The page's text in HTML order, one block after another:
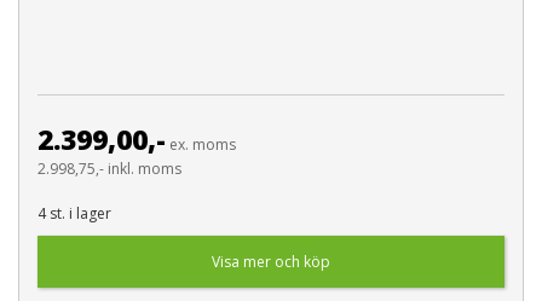
2.399,00,- ex. moms
2.998,75,- inkl. moms
4 st. i lager
Visa mer och köp